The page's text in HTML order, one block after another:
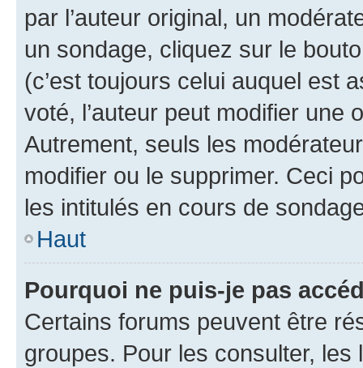
par l’auteur original, un
un sondage, cliquez sur le
(c’est toujours celui auquel est
voté, l’auteur peut modifier une
Autrement, seuls les
modifier ou le supprimer. Ceci
les intitulés en cours de
Haut
Pourquoi ne puis-je pas
Certains forums peuvent être
groupes. Pour les consulter,